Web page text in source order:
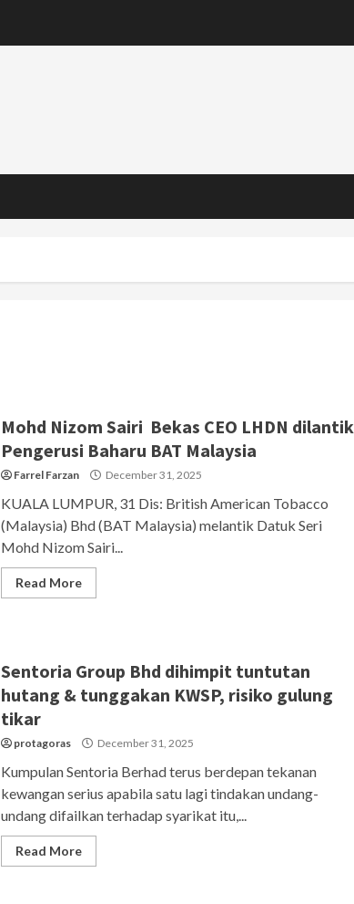
Mohd Nizom Sairi Bekas CEO LHDN dilantik
Pengerusi Baharu BAT Malaysia
Farrel Farzan December 31, 2025
KUALA LUMPUR, 31 Dis: British American Tobacco
(Malaysia) Bhd (BAT Malaysia) melantik Datuk Seri
Mohd Nizom Sairi...
Read More
Sentoria Group Bhd dihimpit tuntutan
hutang & tunggakan KWSP, risiko gulung
tikar
protagoras December 31, 2025
Kumpulan Sentoria Berhad terus berdepan tekanan
kewangan serius apabila satu lagi tindakan undang-
undang difailkan terhadap syarikat itu,...
Read More